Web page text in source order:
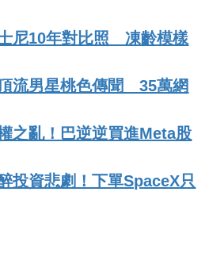
尼10年對比照 凍齡模樣
流男星桃色傳聞 35萬網
之亂！巴逆逆買進Meta股
投資悲劇！下單SpaceX只